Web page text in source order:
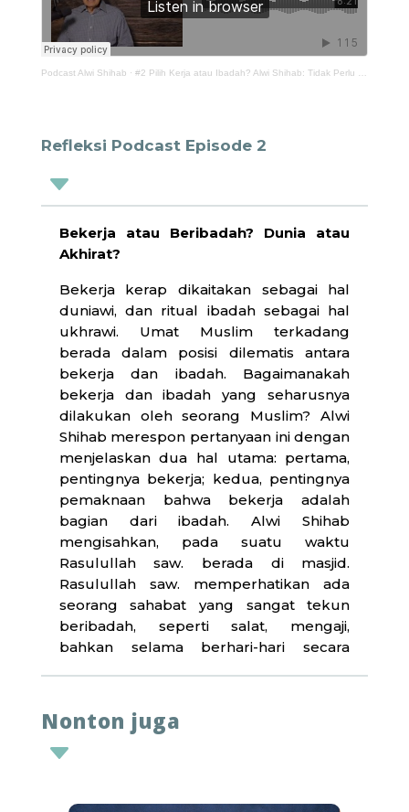
Podcast Alwi Shihab · #2 Pilih Kerja atau Ibadah? Alwi Shihab: Tidak Perlu Terlalu Berlebihan Beribadah yang Ritual!
Refleksi Podcast Episode 2
C
Bekerja atau Beribadah? Dunia atau
Akhirat?
Bekerja kerap dikaitakan sebagai hal
duniawi, dan ritual ibadah sebagai hal
ukhrawi. Umat Muslim terkadang
berada dalam posisi dilematis antara
bekerja dan ibadah. Bagaimanakah
bekerja dan ibadah yang seharusnya
dilakukan oleh seorang Muslim? Alwi
Shihab merespon pertanyaan ini dengan
menjelaskan dua hal utama: pertama,
pentingnya bekerja; kedua, pentingnya
pemaknaan bahwa bekerja adalah
bagian dari ibadah. Alwi Shihab
mengisahkan, pada suatu waktu
Rasulullah saw. berada di masjid.
Rasulullah saw. memperhatikan ada
seorang sahabat yang sangat tekun
beribadah, seperti salat, mengaji,
bahkan selama berhari-hari secara
sahabat yang lainnya, “
membelanjakan untuk kehidupan orang
ini, sehingga saya tidak melihat dia
Nonton juga
C